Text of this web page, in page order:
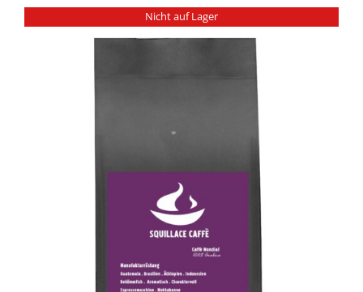
Nicht auf Lager